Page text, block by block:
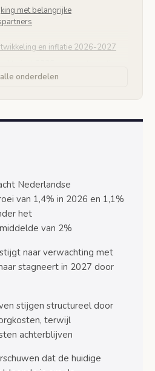
met belangrijke
en inflatie 2026-2027
uitgaven en zorgkosten als
en Europese 3%-norm
voor economisch
en internationale
over de economische
onderdelen
Nederlandse
van 1,4% in 2026 en 1,1%
het
van 2%
naar verwachting met
stagneert in 2027 door
stijgen structureel door
terwijl
achterblijven
dat de huidige